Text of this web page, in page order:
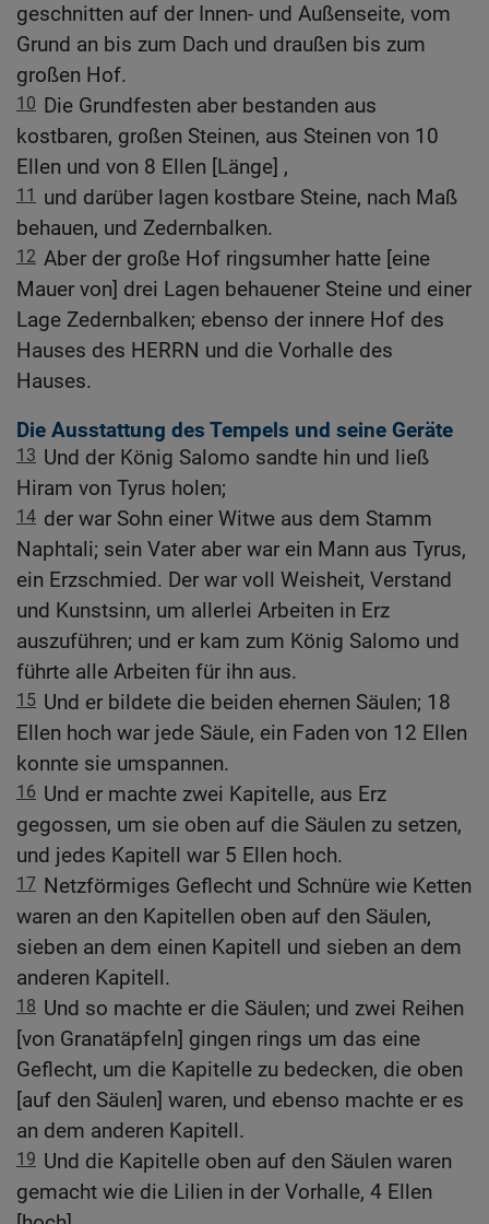
geschnitten auf der Innen- und Außenseite, vom
Grund an bis zum Dach und draußen bis zum
großen Hof.
10 Die Grundfesten aber bestanden aus
kostbaren, großen Steinen, aus Steinen von 10
Ellen und von 8 Ellen [Länge] ,
11
und darüber lagen kostbare Steine, nach Maß
behauen, und Zedernbalken.
12 Aber der große Hof ringsumher hatte [eine
Mauer von] drei Lagen behauener Steine und einer
Lage Zedernbalken; ebenso der innere Hof des
Hauses des HERRN und die Vorhalle des
Hauses.
Die Ausstattung des Tempels und seine Geräte
13 Und der König Salomo sandte hin und ließ
Hiram von Tyrus holen;
14 der war Sohn einer Witwe aus dem Stamm
Naphtali; sein Vater aber war ein Mann aus Tyrus,
ein Erzschmied. Der war voll Weisheit, Verstand
und Kunstsinn, um allerlei Arbeiten in Erz
auszuführen; und er kam zum König Salomo und
führte alle Arbeiten für ihn aus.
15 Und er bildete die beiden ehernen Säulen; 18
Ellen hoch war jede Säule, ein Faden von 12 Ellen
konnte sie umspannen.
16 Und er machte zwei Kapitelle, aus Erz
gegossen, um sie oben auf die Säulen zu setzen,
und jedes Kapitell war 5 Ellen hoch.
17 Netzförmiges Geflecht und Schnüre wie Ketten
waren an den Kapitellen oben auf den Säulen,
sieben an dem einen Kapitell und sieben an dem
anderen Kapitell.
18 Und so machte er die Säulen; und zwei Reihen
[von Granatäpfeln] gingen rings um das eine
Geflecht, um die Kapitelle zu bedecken, die oben
[auf den Säulen] waren, und ebenso machte er es
an dem anderen Kapitell.
19 Und die Kapitelle oben auf den Säulen waren
gemacht wie die Lilien in der Vorhalle, 4 Ellen